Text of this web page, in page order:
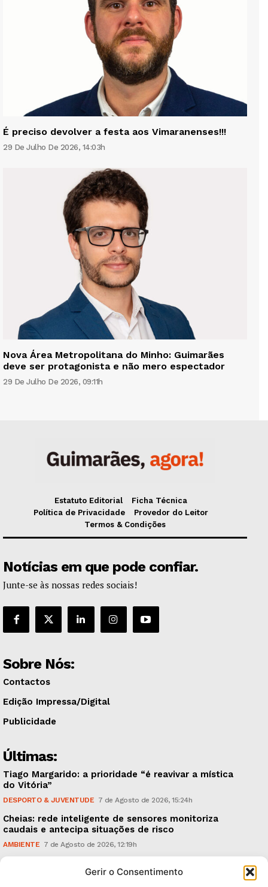
Gerir o Consentimento
É preciso devolver a festa aos Vimaranenses!!!
29 De Julho De 2026, 14:03h
Nova Área Metropolitana do Minho: Guimarães
deve ser protagonista e não mero espectador
29 De Julho De 2026, 09:11h
Estatuto Editorial
Ficha Técnica
Política de Privacidade
Provedor do Leitor
Termos & Condições
Notícias em que pode confiar.
Junte-se às nossas redes sociais!
Sobre Nós:
Contactos
Edição Impressa/Digital
Publicidade
Últimas:
Tiago Margarido: a prioridade “é reavivar a mística
do Vitória”
DESPORTO & JUVENTUDE 7 de Agosto de 2026, 15:24h
Cheias: rede inteligente de sensores monitoriza
caudais e antecipa situações de risco
AMBIENTE 7 de Agosto de 2026, 12:19h